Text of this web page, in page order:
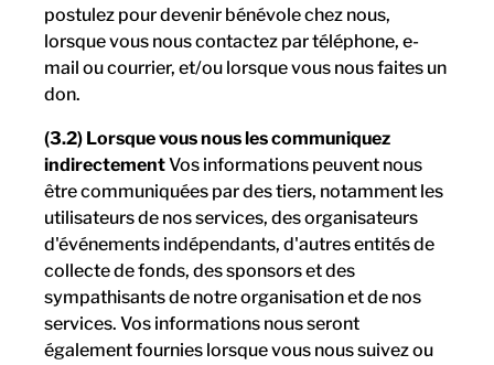
postulez pour devenir bénévole chez nous,
lorsque vous nous contactez par téléphone, e-
mail ou courrier, et/ou lorsque vous nous faites un
don.
(3.2) Lorsque vous nous les communiquez
indirectementVos informations peuvent nous
être communiquées par des tiers, notamment les
utilisateurs de nos services, des organisateurs
d'événements indépendants, d'autres entités de
collecte de fonds, des sponsors et des
sympathisants de notre organisation et de nos
services. Vos informations nous seront
également fournies lorsque vous nous suivez ou